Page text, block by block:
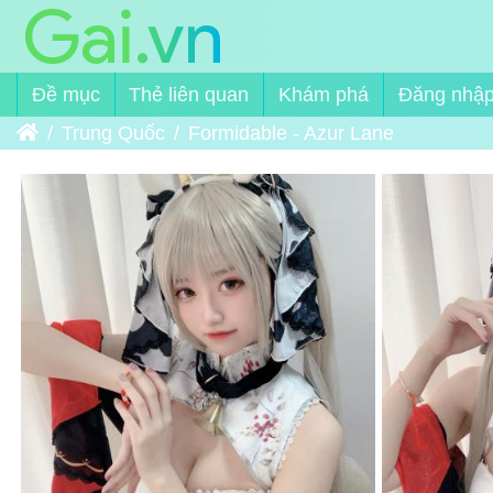
Đề mục Thẻ liên quan Khám phá
Đăng
Trang chủTrung Quốc Formidable - Azur Lane